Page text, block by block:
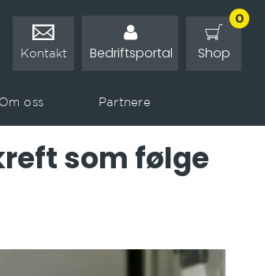
Kontakt
Kontakt Bedriftsportal
Bedriftsportal Shop
0
Shop
0
Om oss Partnere
som følge